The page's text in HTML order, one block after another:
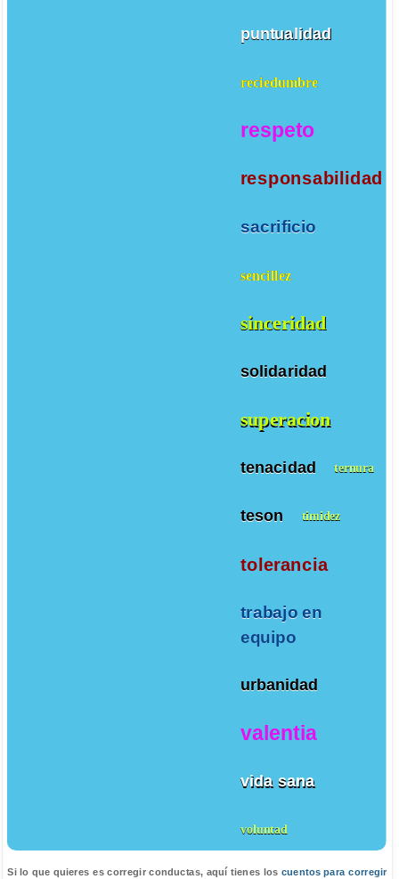
puntualidad
reciedumbre
respeto
responsabilidad
sacrificio
sencillez
sinceridad
solidaridad
superacion
tenacidad ternura
teson timidez
tolerancia
trabajo en
equipo
urbanidad
valentia
vida sana
voluntad
Si lo que quieres es corregir conductas, aquí tienes los cuentos para corregir